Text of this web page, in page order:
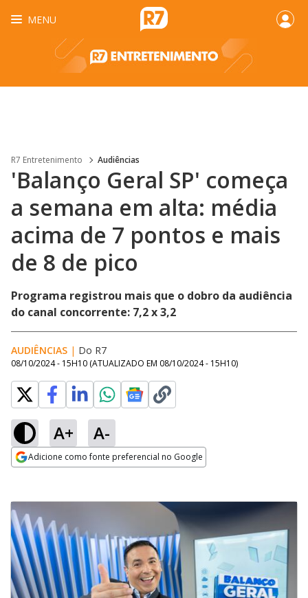
MENU
R7 Entretenimento Audiências
'Balanço Geral SP' começa
a semana em alta: média
acima de 7 pontos e mais
de 8 de pico
Programa registrou mais que o dobro da audiência
do canal concorrente: 7,2 x 3,2
AUDIÊNCIAS | Do R7
08/10/2024 - 15H10 (ATUALIZADO EM 08/10/2024 - 15H10)
A+ A-
Adicione como fonte preferencial no Google